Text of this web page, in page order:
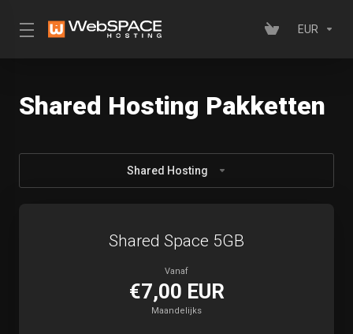
EUR
Shared Hosting Pakketten
Shared Hosting
Shared Space 5GB
Vanaf
€7,00 EUR
Maandelijks